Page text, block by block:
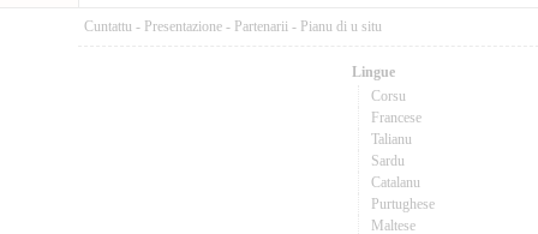
Cuntattu - Presentazione - Partenarii - Pianu di u situ
Lingue
Corsu
Francese
Talianu
Sardu
Catalanu
Purtughese
Maltese